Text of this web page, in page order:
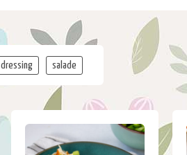
dressing salade